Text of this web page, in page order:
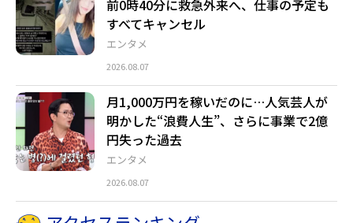
エンタメ
前0時40分に救急外来へ、仕事の予定も
すべてキャンセル
2026.08.07
エンタメ
月1,000万円を稼いだのに…人気芸人が
明かした“浪費人生”、さらに事業で2億
円失った過去
2026.08.07